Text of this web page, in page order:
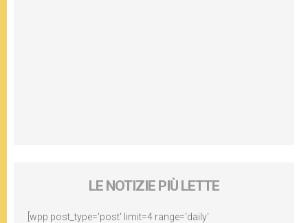
LE NOTIZIE PIÙ LETTE
[wpp post_type='post' limit=4 range='daily'